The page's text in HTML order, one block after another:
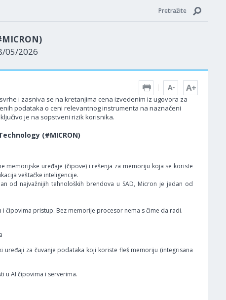
Pretražite
05/2026
i zasniva se na kretanjima cena izvedenim iz ugovora za
podataka o ceni relevantnog instrumenta na naznačeni
je na sopstveni rizik korisnika.
(#MICRON)
uređaje (čipove) i rešenja za memoriju koja se koriste
veštačke inteligencije.
od najvažnijih tehnoloških brendova u SAD, Micron je jedan od
čipovima pristup. Bez memorije procesor nema s čime da radi.
uređaji za čuvanje podataka koji koriste fleš memoriju (integrisana
u AI čipovima i serverima.